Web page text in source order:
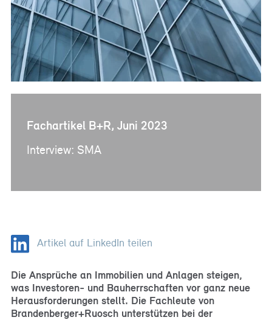
Artikel auf LinkedIn teilen
Die Ansprüche an Immobilien und Anlagen steigen,
was Investoren- und Bauherrschaften vor ganz neue
Herausforderungen stellt. Die Fachleute von
Brandenberger+Ruosch unterstützen bei der
Fachartikel B+R, Juni 2023
Interview: SMA